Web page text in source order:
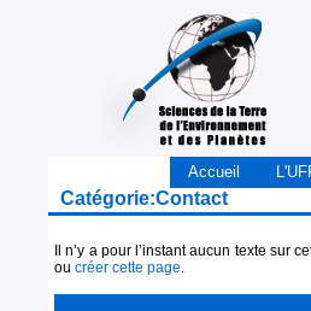
Accueil
Catégorie:Contact
Il n’y a pour l’instant aucun texte sur
ou créer cette page.